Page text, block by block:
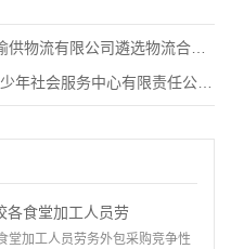
有限公司遴选物流合作单位项目遴
会服务中心有限责任公司停车服务项
各食堂加工人员劳
堂加工人员劳务外包采购竞争性